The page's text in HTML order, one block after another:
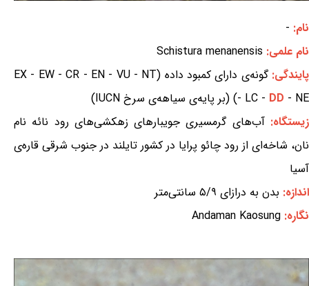
نام: -
نام علمی: Schistura menanensis
پایندگی:
گونه‌ی دارای کمبود داده (EX - EW - CR - EN - VU - NT
- LC - DD - NE) (بر پایه‌ی سیاهه‌ی سرخ IUCN)
زیستگاه:آب‌های گرمسیری جویبارهای زهکشی‌های رود نائه نام
نان، شاخه‌ای از رود چائو پرایا در کشور تایلند در جنوب شرقی قاره‌ی
آسیا
اندازه: بدن به درازای ۵/۹ سانتی‌متر
نگاره: Andaman Kaosung